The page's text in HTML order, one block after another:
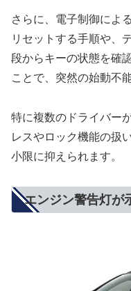
さらに、電子制御によ
リセットする手順や、
段からキーの状態を確
ことで、突然の始動不
特に複数のドライバー
レスやロック機能の扱
小限に抑えられます。
エンジン警告灯が